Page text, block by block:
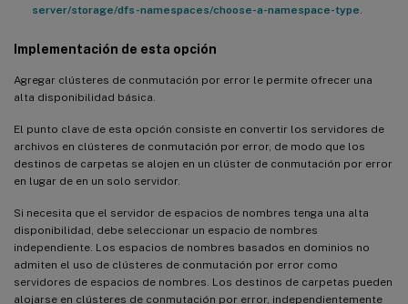
server/storage/dfs-namespaces/choose-a-namespace-type.
Implementación de esta opción
Agregar clústeres de conmutación por error le permite ofrecer una
alta disponibilidad básica.
El punto clave de esta opción consiste en convertir los servidores de
archivos en clústeres de conmutación por error, de modo que los
destinos de carpetas se alojen en un clúster de conmutación por error
en lugar de en un solo servidor.
Si necesita que el servidor de espacios de nombres tenga una alta
disponibilidad, debe seleccionar un espacio de nombres
independiente. Los espacios de nombres basados en dominios no
admiten el uso de clústeres de conmutación por error como
servidores de espacios de nombres. Los destinos de carpetas pueden
alojarse en clústeres de conmutación por error, independientemente